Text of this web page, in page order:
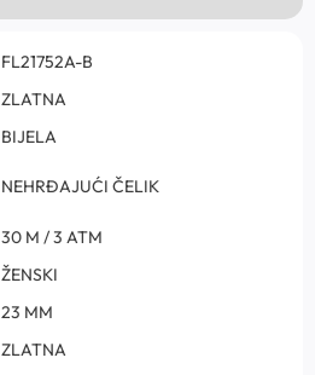
FL21752A-B
ZLATNA
BIJELA
NEHRĐAJUĆI ČELIK
30 M / 3 ATM
ŽENSKI
23 MM
ZLATNA